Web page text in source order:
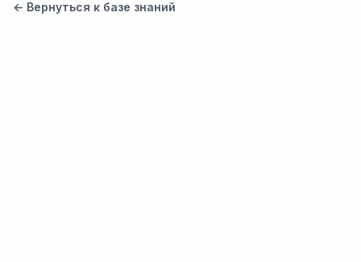
← Вернуться к базе знаний